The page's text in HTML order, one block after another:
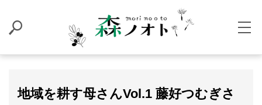
地域を耕す母さんVol.1 藤好つむぎさ